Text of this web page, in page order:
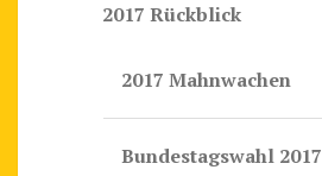
2017 Rückblick
2017 Mahnwachen
Bundestagswahl 2017